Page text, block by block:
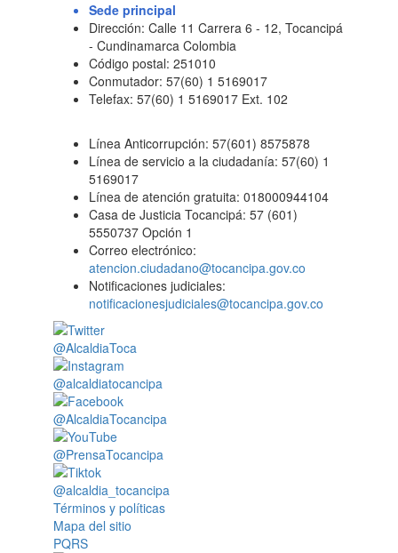
Sede principal
Dirección: Calle 11 Carrera 6 - 12, Tocancipá
- Cundinamarca Colombia
Código postal: 251010
Conmutador: 57(60) 1 5169017
Telefax: 57(60) 1 5169017 Ext. 102
Línea Anticorrupción: 57(601) 8575878
Línea de servicio a la ciudadanía: 57(60) 1
5169017
Línea de atención gratuita: 018000944104
Casa de Justicia Tocancipá: 57 (601)
5550737 Opción 1
Correo electrónico:
atencion.ciudadano@tocancipa.gov.co
Notificaciones judiciales:
notificacionesjudiciales@tocancipa.gov.co
@AlcaldiaToca
@alcaldiatocancipa
@AlcaldiaTocancipa
@PrensaTocancipa
@alcaldia_tocancipa
Términos y políticas
Mapa del sitio
PQRS